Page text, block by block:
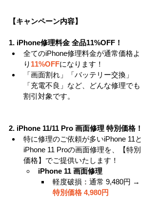
【キャンペーン内容】
1. iPhone修理料金 全品11%OFF！
全てのiPhone修理料金が通常価格よ
り 11%OFFになります！
「画面割れ」「バッテリー交換」
「充電不良」など、どんな修理でも
割引対象です。
2. iPhone 11/11 Pro 画面修理 特別価格！
特に修理のご依頼が多いiPhone 11と
iPhone 11 Proの画面修理を、【特別
価格】でご提供いたします！
iPhone 11 画面修理
軽度破損：通常 9,480円 →
特別価格 4,980円